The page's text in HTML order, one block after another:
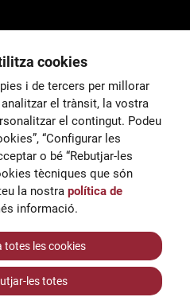
cookies
i de tercers per millorar
el trànsit, la vostra
el contingut. Podeu
“Configurar les
o bé “Rebutjar-les
tècniques que són
la nostra política de
informació.
totes les cookies
les totes